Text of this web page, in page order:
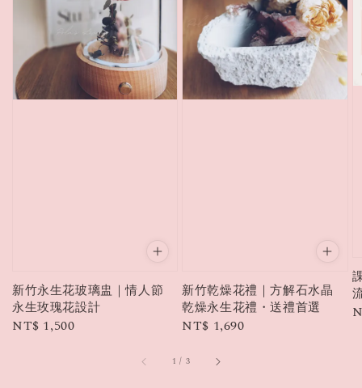
新竹永生花玻璃盅｜情人節
永生玫瑰花設計
Regular
NT$ 1,500
新竹乾燥花禮｜方解石水晶
乾燥永生花禮・送禮首選
Regular
NT$ 1,690
1 / 3